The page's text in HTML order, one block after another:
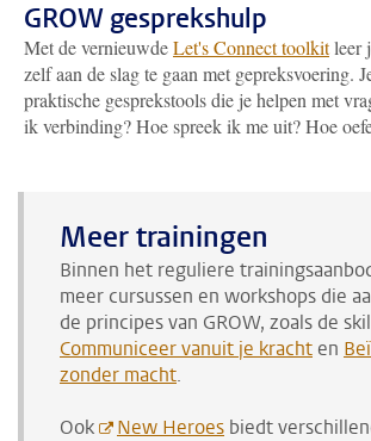
GROW gesprekshulp
Met de vernieuwdeLet's Connect toolkitleer
zelf aan de slag te gaan met gepreksvoering.
praktische gesprekstools die je helpen met
ik verbinding? Hoe spreek ik me uit? Hoe
Meer trainingen
Binnen het reguliere
meer cursussen en workshops die
de principes van GROW, zoals de
Communiceer vanuit je kracht en
zonder macht.
Ook New Heroes biedt